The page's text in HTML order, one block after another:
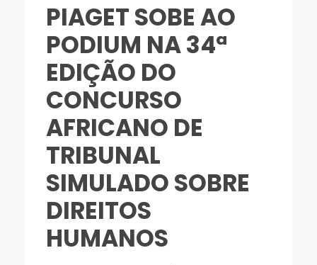
PIAGET SOBE AO
PODIUM NA 34ª
EDIÇÃO DO
CONCURSO
AFRICANO DE
TRIBUNAL
SIMULADO SOBRE
DIREITOS
HUMANOS